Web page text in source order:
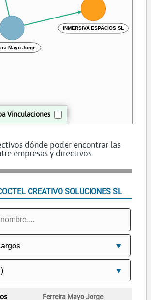
Vinculaciones
Mayo Jorge
INMERSIVA ESPACIOS SL
dónde poder encontrar las
empresas y directivos
CREATIVO SOLUCIONES SL
Ferreira Mayo Jorge